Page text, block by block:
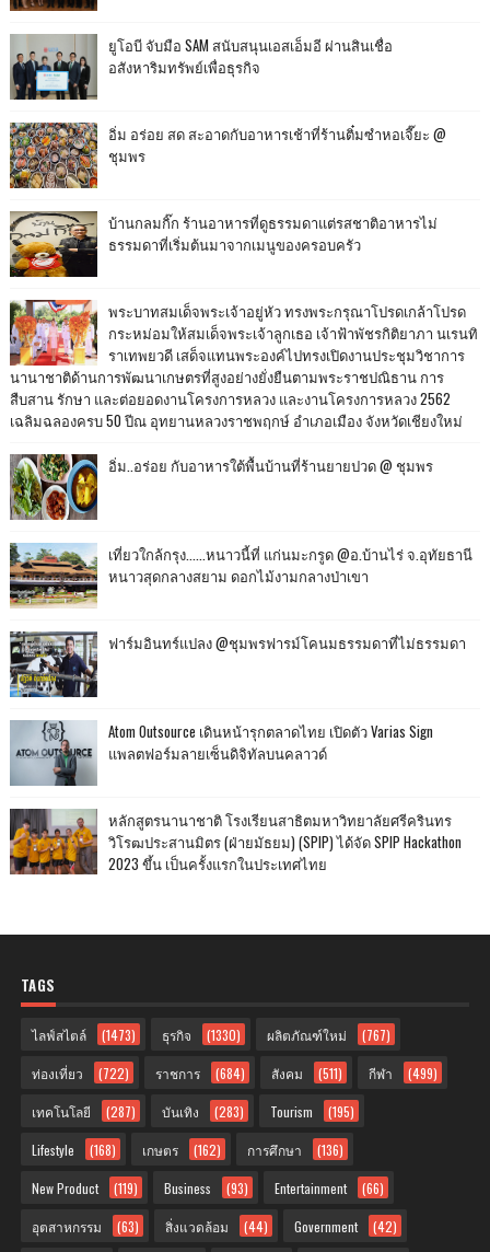
ยูโอบี จับมือ SAM สนับสนุนเอสเอ็มอี ผ่านสินเชื่อ
อสังหาริมทรัพย์เพื่อธุรกิจ
อิ่ม อร่อย สด สะอาดกับอาหารเช้าที่ร้านติ๋มซำหอเจี๊ยะ @
ชุมพร
บ้านกลมกิ๊ก ร้านอาหารที่ดูธรรมดาแต่รสชาติอาหารไม่
ธรรมดาที่เริ่มต้นมาจากเมนูของครอบครัว
พระบาทสมเด็จพระเจ้าอยู่หัว ทรงพระกรุณาโปรดเกล้าโปรด
กระหม่อมให้สมเด็จพระเจ้าลูกเธอ เจ้าฟ้าพัชรกิติยาภา นเรนทิ
ราเทพยวดี เสด็จแทนพระองค์ไปทรงเปิดงานประชุมวิชาการ
นานาชาติด้านการพัฒนาเกษตรที่สูงอย่างยั่งยืนตามพระราชปณิธาน การ
สืบสาน รักษา และต่อยอดงานโครงการหลวง และงานโครงการหลวง 2562
เฉลิมฉลองครบ 50 ปีณ อุทยานหลวงราชพฤกษ์ อำเภอเมือง จังหวัดเชียงใหม่
อิ่ม..อร่อย กับอาหารใต้พื้นบ้านที่ร้านยายปวด @ ชุมพร
เที่ยวใกล้กรุง......หนาวนี้ที่ แก่นมะกรูด @อ.บ้านไร่ จ.อุทัยธานี
หนาวสุดกลางสยาม ดอกไม้งามกลางป่าเขา
ฟาร์มอินทร์แปลง @ชุมพรฟารม์โคนมธรรมดาที่ไม่ธรรมดา
Atom Outsource เดินหน้ารุกตลาดไทย เปิดตัว Varias Sign
แพลตฟอร์มลายเซ็นดิจิทัลบนคลาวด์
หลักสูตรนานาชาติ โรงเรียนสาธิตมหาวิทยาลัยศรีครินทร
วิโรฒประสานมิตร (ฝ่ายมัธยม) (SPIP) ได้จัด SPIP Hackathon
2023 ขึ้น เป็นครั้งแรกในประเทศไทย
TAGS
ไลฟ์สไตล์ (1473) ธุรกิจ (1330) ผลิตภัณฑ์ใหม่ (767)
ท่องเที่ยว (722) ราชการ (684) สังคม (511) กีฬา (499)
เทคโนโลยี (287) บันเทิง (283) Tourism (195)
Lifestyle (168) เกษตร (162) การศึกษา (136)
New Product (119) Business (93) Entertainment (66)
อุตสาหกรรม (63) สิ่งแวดล้อม (44) Government (42)